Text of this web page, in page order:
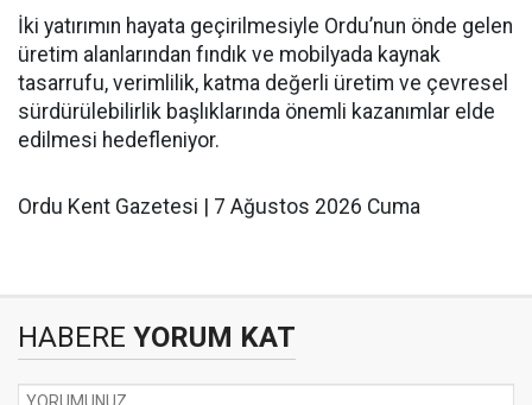
İki yatırımın hayata geçirilmesiyle Ordu’nun önde gelen
üretim alanlarından fındık ve mobilyada kaynak
tasarrufu, verimlilik, katma değerli üretim ve çevresel
sürdürülebilirlik başlıklarında önemli kazanımlar elde
edilmesi hedefleniyor.
Ordu Kent Gazetesi | 7 Ağustos 2026 Cuma
HABERE YORUM KAT